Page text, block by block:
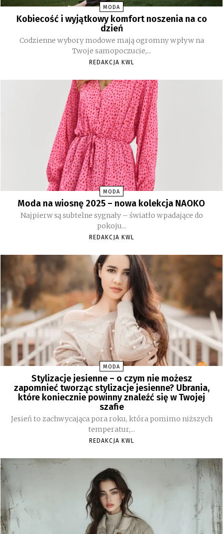
MODA
Kobiecość i wyjątkowy komfort noszenia na co
dzień
Codzienne wybory modowe mają ogromny wpływ na
Twoje samopoczucie,...
REDAKCJA KWL
MODA
Moda na wiosnę 2025 – nowa kolekcja NAOKO
Najpierw są subtelne sygnały – światło wpadające do
pokoju...
REDAKCJA KWL
MODA
Stylizacje jesienne – o czym nie możesz
zapomnieć tworząc stylizacje jesienne? Ubrania,
które koniecznie powinny znaleźć się w Twojej
szafie
Jesień to zachwycająca pora roku, która pomimo niższych
temperatur,...
REDAKCJA KWL